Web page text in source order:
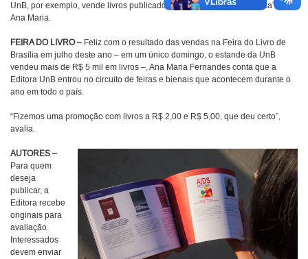
UnB, por exemplo, vende livros publicados pela Unicamp e vice-versa”, diz
Ana Maria.
FEIRA DO LIVRO –Feliz com o resultado das vendas na Feira do Livro de
Brasília em julho deste ano – em um único domingo, o estande da UnB
vendeu mais de R$ 5 mil em livros –, Ana Maria Fernandes conta que a
Editora UnB entrou no circuito de feiras e bienais que acontecem durante o
ano em todo o país.
“Fizemos uma promoção com livros a R$ 2,00 e R$ 5,00, que deu certo”,
avalia.
AUTORES –
Para quem
deseja
publicar, a
Editora recebe
originais para
avaliação.
Interessados
devem enviar